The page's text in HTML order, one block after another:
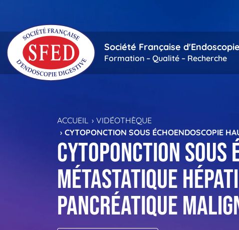
Société Française
Formation – Qualité – Recherche
ACCUEIL
VIDÉOTHÈQUE
CYTOPONCTION SOUS ÉCHOENDOSCOPIE
Cytoponction sous
métastatique
pancréatique